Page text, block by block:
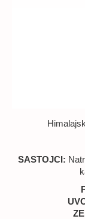
SASTOJCI: